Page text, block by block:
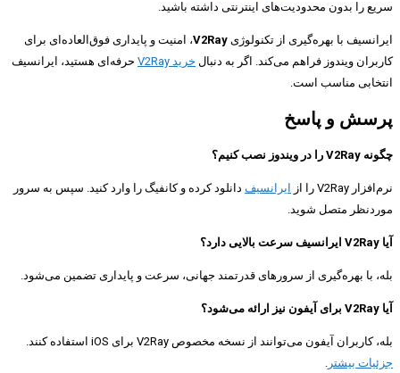
سریع را بدون محدودیت‌های اینترنتی داشته باشید.
ایرانسیف با بهره‌گیری از تکنولوژی V2Ray، امنیت و پایداری فوق‌العاده‌ای برای
کاربران ویندوز فراهم می‌کند. اگر به دنبال خرید V2Ray
حرفه‌ای هستید، ایرانسیف
انتخابی مناسب است.
پرسش و پاسخ
چگونه V2Ray را در ویندوز نصب کنیم؟
نرم‌افزار V2Ray را از ایرانسیف دانلود کرده و کانفیگ را وارد کنید. سپس به سرور
موردنظر متصل شوید.
آیا V2Ray ایرانسیف سرعت بالایی دارد؟
بله، با بهره‌گیری از سرورهای قدرتمند جهانی، سرعت و پایداری تضمین می‌شود.
آیا V2Ray برای آیفون نیز ارائه می‌شود؟
بله، کاربران آیفون می‌توانند از نسخه مخصوص V2Ray برای iOS استفاده کنند.
جزئیات بیشتر